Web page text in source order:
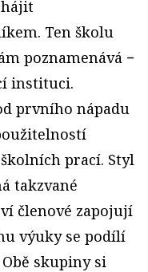
Ten školu
poznamenává −
instituci.
prvního nápadu
prací. Styl
takzvané
členové zapojují
výuky se podílí
skupiny si